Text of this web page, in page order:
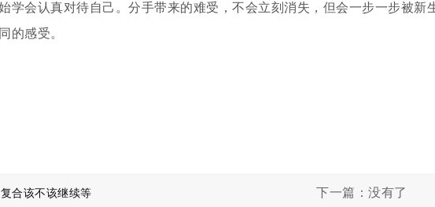
学会认真对待自己。分手带来的难受，不会立刻消失，但会一步一步被新
的感受。
合该不该继续等 下一篇：没有了